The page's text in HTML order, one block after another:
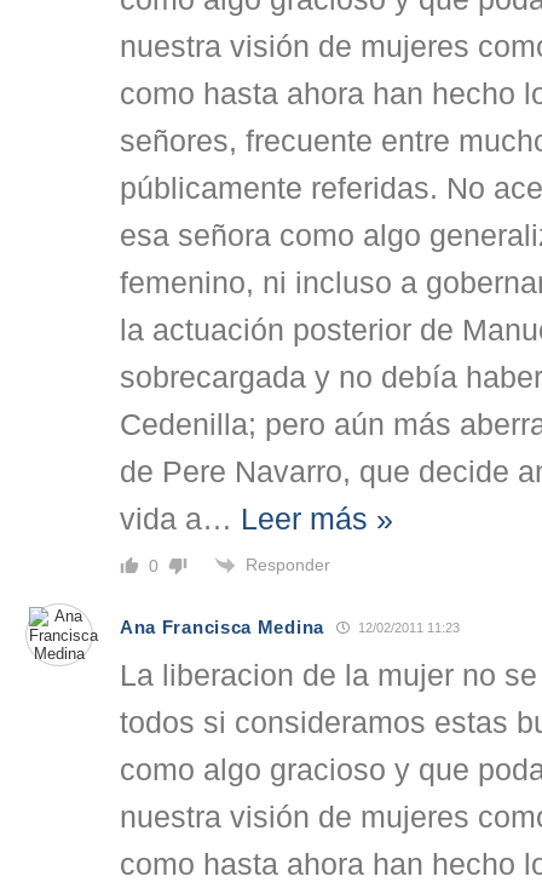
nuestra visión de mujeres
como hasta ahora han hecho
señores, frecuente entre
públicamente referidas. No
esa señora como algo
femenino, ni incluso a
la actuación posterior de
sobrecargada y no debía
Cedenilla; pero aún más
de Pere Navarro, que decide
vida a… Leer más »
0 Responder
Ana Francisca Medina 12/02/2011 11:23
La liberacion de la mujer no
todos si consideramos estas
como algo gracioso y que
nuestra visión de mujeres
como hasta ahora han hecho